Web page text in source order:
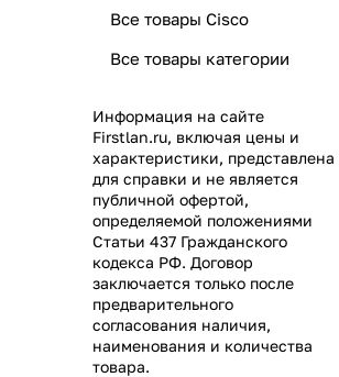
Все товары Cisco
Все товары категории
Информация на сайте
Firstlan.ru, включая цены и
характеристики, представлена
для справки и не является
публичной офертой,
определяемой положениями
Статьи 437 Гражданского
кодекса РФ. Договор
заключается только после
предварительного
согласования наличия,
наименования и количества
товара.